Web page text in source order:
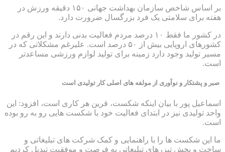
بر اساس شاخص سازمان بهداشت جهانی ۱۵۰ دقیقه ورزش در
هفته برای سلامتی یک فرد بزرگسال ضرورت دارد.
در کشور ما فقط ۱۰ درصد مردم فعالیت بدنی دارند و این رقم در
کشورهای اروپایی بیش از ۵۰ درصد است. علیرغم مشکلاتی که در
مسیر تولید وجود دارد زمینه برای تولید لوازم ورزشی مساعدتر
است.
صبر و پشتکار و نوآوری از مولفه ­های اصلی کار تولیدی است
اسماعیل پور با بیان اینکه شکست، قرین هر کاری است، افزود: این
واحد تولیدی نیز در ابتدای فعالیت خود با شکست هایی رو به رو بوده
است.
ما این شکست ها را با راهنمایی و کمک شرکت های تبلیغاتی و
ساخت و پخش تیزرهای تبلیغاتی به فرصت و موفقیت تبدیل کردیم